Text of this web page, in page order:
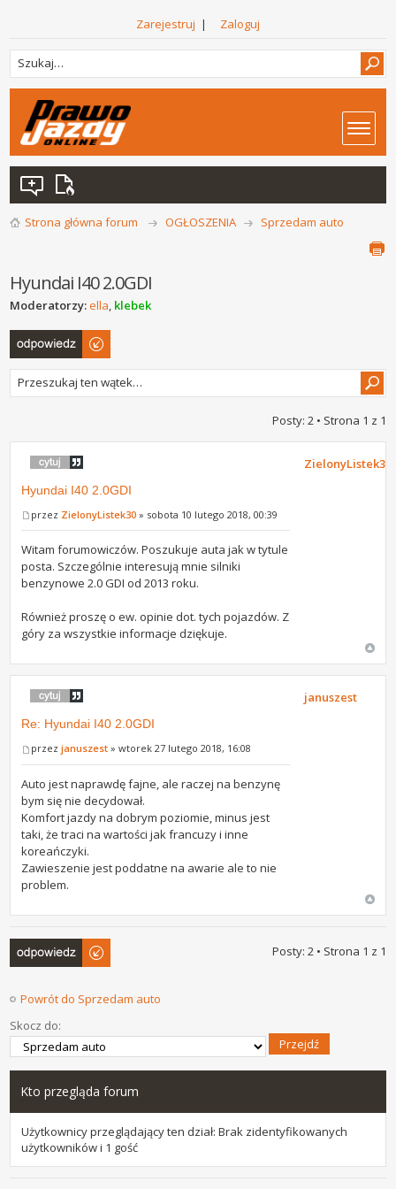
Zarejestruj | Zaloguj
Strona główna forum OGŁOSZENIA Sprzedam auto
Hyundai I40 2.0GDI
Moderatorzy:ella, klebek
Odpowiedz
Posty: 2 • Strona 1 z 1
Hyundai I40 2.0GDI
przez ZielonyListek30 » sobota 10 lutego 2018, 00:39
Witam forumowiczów. Poszukuje auta jak w tytule
posta. Szczególnie interesują mnie silniki
benzynowe 2.0 GDI od 2013 roku.
Również proszę o ew. opinie dot. tych pojazdów. Z
góry za wszystkie informacje dziękuje.
ZielonyListek30
Re: Hyundai I40 2.0GDI
przezjanuszest » wtorek 27 lutego 2018, 16:08
Auto jest naprawdę fajne, ale raczej na benzynę
bym się nie decydował.
Komfort jazdy na dobrym poziomie, minus jest
taki, że traci na wartości jak francuzy i inne
koreańczyki.
Zawieszenie jest poddatne na awarie ale to nie
problem.
januszest
Odpowiedz Posty: 2 • Strona 1 z 1
Powrót do Sprzedam auto
Skocz do:
Kto przegląda forum
Użytkownicy przeglądający ten dział: Brak zidentyfikowanych
użytkowników i 1 gość